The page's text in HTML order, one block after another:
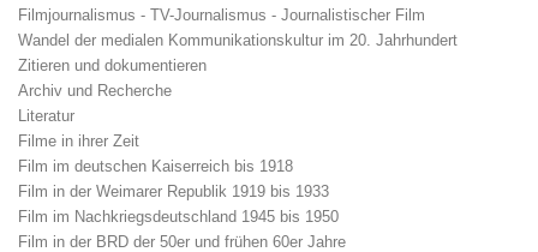
Filmjournalismus - TV-Journalismus - Journalistischer Film
Wandel der medialen Kommunikationskultur im 20. Jahrhundert
Zitieren und dokumentieren
Archiv und Recherche
Literatur
Filme in ihrer Zeit
Film im deutschen Kaiserreich bis 1918
Film in der Weimarer Republik 1919 bis 1933
Film im Nachkriegsdeutschland 1945 bis 1950
Film in der BRD der 50er und frühen 60er Jahre